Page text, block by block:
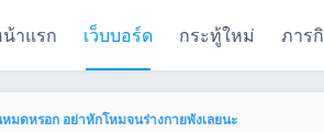
าแรก เว็บบอร์ด กระทู้ใหม่ ภาร
มดหรอก อย่าหักโหมจนร่างกายพังเลยนะ